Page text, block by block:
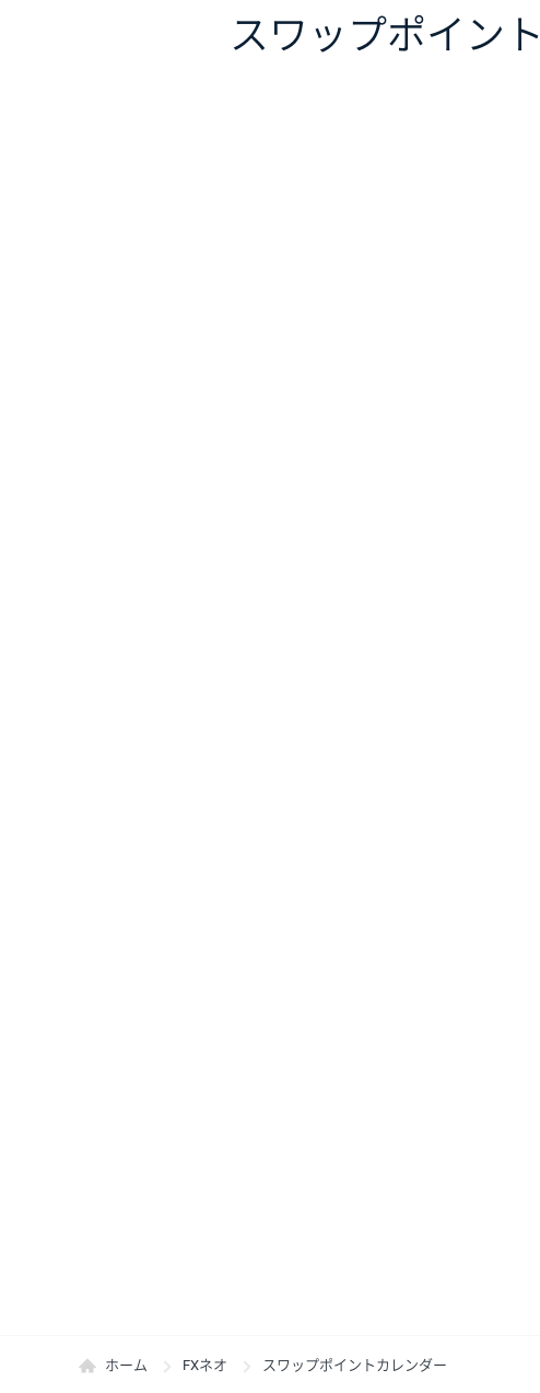
スワップポイント
ホーム FXネオ スワップポイントカレンダー